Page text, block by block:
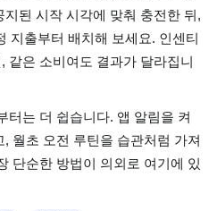
된 시작 시각에 맞춰 충전한 뒤,
지출부터 배치해 보세요. 인센티
같은 소비여도 결과가 달라집니
터는 더 쉽습니다. 앱 알림을 켜
월초 오전 루틴을 습관처럼 가져
단순한 방법이 의외로 여기에 있